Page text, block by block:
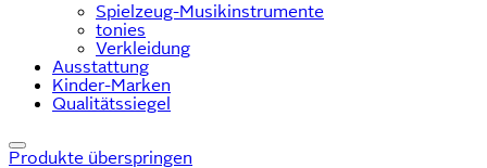
Spielzeug-Musikinstrumente
tonies
Verkleidung
Ausstattung
Kinder-Marken
Qualitätssiegel
Produkte überspringen